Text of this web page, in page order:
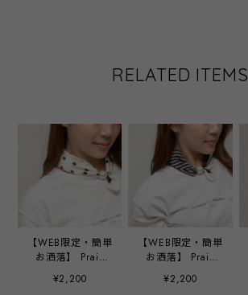
RELATED ITEMS
【WEB限定・簡単
お洒落】 Praia
selection ドット
スカーフ ‐ SA-
¥2,200
【WEB限定・簡単
お洒落】 Praia
selection ストラ
イプスカーフ ‐
¥2,200